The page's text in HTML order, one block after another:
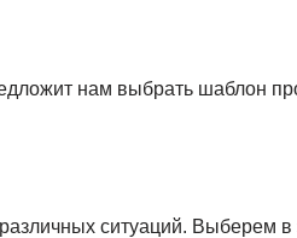
нам выбрать шаблон
ситуаций. Выберем в